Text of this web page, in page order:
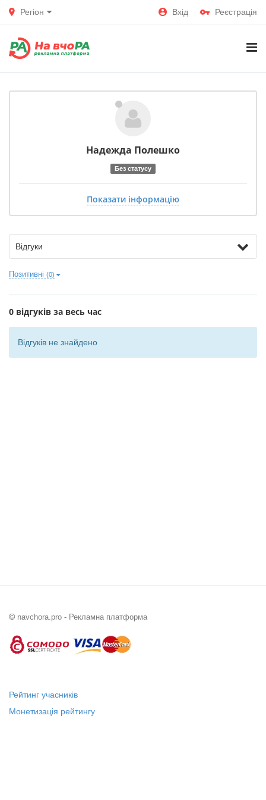
Регіон Вхід Реєстрація
Надежда Полешко
Без статусу
Показати інформацію
Відгуки
Позитивні (0)
0 відгуків за весь час
Відгуків не знайдено
© navchora.pro - Рекламна платформа
Рейтинг учасників
Монетизація рейтингу